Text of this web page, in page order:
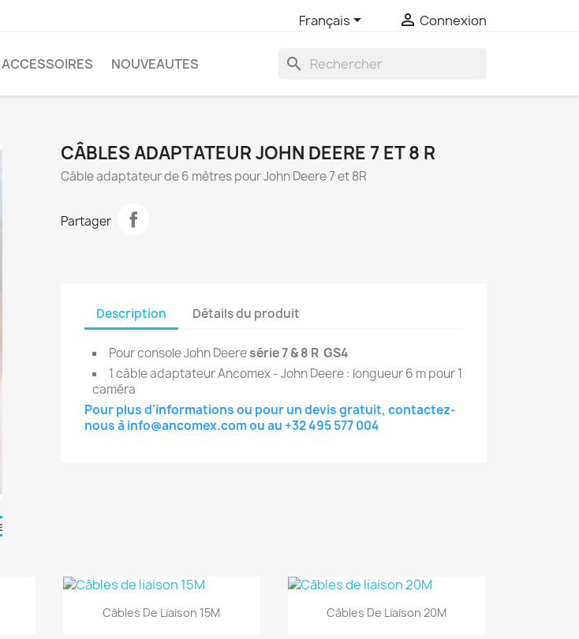
Français  Connexion
ACCESSOIRES NOUVEAUTES search
CÂBLES ADAPTATEUR JOHN DEERE 7 ET 8 R
Câble adaptateur de 6 mètres pour John Deere 7 et 8R
Partager
Description Détails du produit
Pour console John Deeresérie 7 & 8 R GS4
1 câble adaptateur Ancomex - John Deere : longueur 6 m pour 1
caméra
Pour plus d'informations ou pour un devis gratuit, contactez-
nous à info@ancomex.comou au +32 495 577 004
Aperçu rapide
Câbles De Liaison 15M Aperçu rapide
Câbles De Liaison 20M